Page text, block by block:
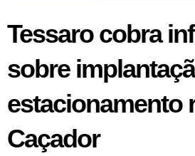
Tessaro cobra
sobre
estacionamento
Caçador